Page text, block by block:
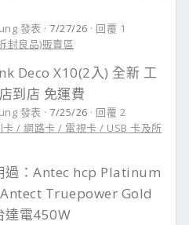
發表 7/27/26
回覆 1
封良品)販賣區
Deco X10(2入) 全新 工
到店 免運費
發表 7/25/26
回覆 2
/ 網路卡 / 電視卡 / USB 卡及所
過：Antec hcp Platinum
Truepower Gold
達電450W